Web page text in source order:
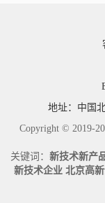
地址：中国
Copyright © 2019-
关键词： 新技术新产
新技术企业 北京高